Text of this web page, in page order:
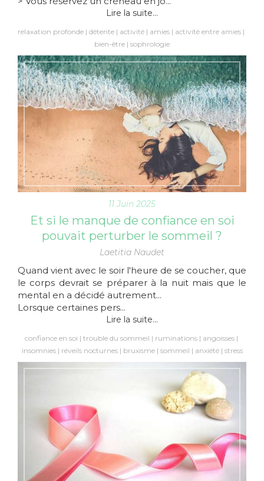
Lire la suite...
relaxation profonde détente activité amies
activité entre amies
bien-être sophrologie
11 Juin 2025
Et si le manque de confiance en soi
pouvait perturber le sommeil ?
Laetitia Naudet
Quand vient avec le soir l'heure de se coucher, que
le corps devrait se préparer à la nuit mais que le
mental en a décidé autrement...
Lorsque certaines pers...
Lire la suite...
confiance en soi trouble du sommeil ruminations
angoisses
insomnies
réveils nocturnes bruxisme sommeil anxiété stress